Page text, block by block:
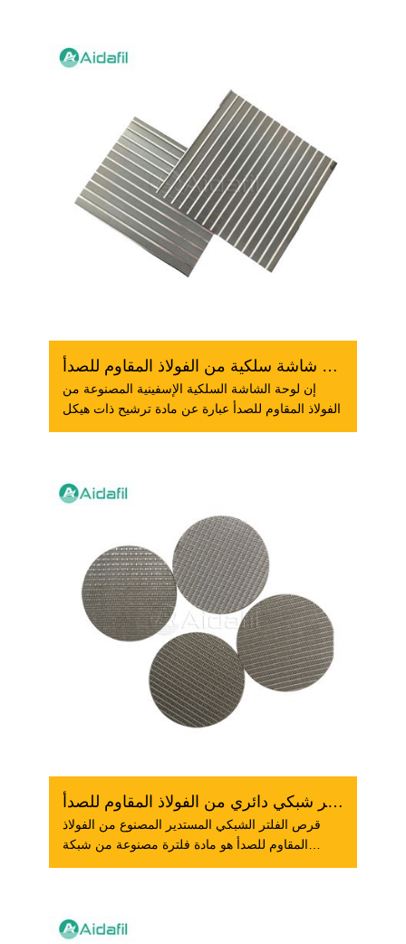
لوحة شاشة سلكية من الفولاذ المقاوم للصدأ
إن لوحة الشاشة السلكية الإسفينية المصنوعة من
الفولاذ المقاوم للصدأ عبارة عن مادة ترشيح ذات هيكل
قرص فلتر شبكي دائري من الفولاذ المقاوم للصدأ
قرص الفلتر الشبكي المستدير المصنوع من الفولاذ
المقاوم للصدأ هو مادة فلترة مصنوعة من شبكة